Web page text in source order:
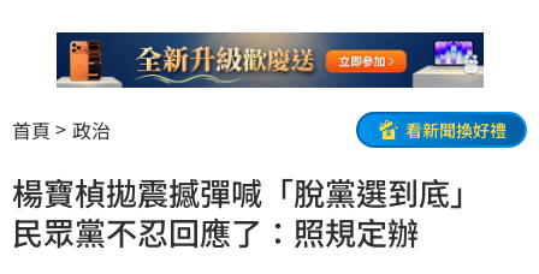
首頁 政治 看新聞換好禮
楊寶楨拋震撼彈喊「脫黨選到底」
民眾黨不忍回應了：照規定辦